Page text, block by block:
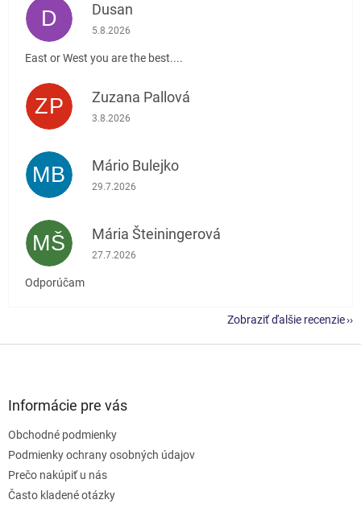
D Dusan
Hodnotenie obchodu je 5 z 5 hviezdičiek.
5.8.2026
East or West you are the best....
ZP Zuzana Pallová
Hodnotenie obchodu je 5 z 5 hviezdičiek.
3.8.2026
MB Mário Bulejko
Hodnotenie obchodu je 5 z 5 hviezdičiek.
29.7.2026
MŠ Mária Šteiningerová
Hodnotenie obchodu je 5 z 5 hviezdičiek.
27.7.2026
Odporúčam
Zobraziť ďalšie recenzie
Informácie pre vás
Obchodné podmienky
Podmienky ochrany osobných údajov
Prečo nakúpiť u nás
Často kladené otázky